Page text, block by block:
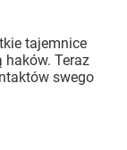
tajemnice
haków. Teraz
swego